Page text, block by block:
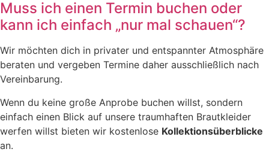
Muss ich einen Termin buchen oder
kann ich einfach „nur mal schauen“?
Wir möchten dich in privater und entspannter Atmosphäre
beraten und vergeben Termine daher ausschließlich nach
Vereinbarung.
Wenn du keine große Anprobe buchen willst, sondern
einfach einen Blick auf unsere traumhaften Brautkleider
werfen willst bieten wir kostenlose Kollektionsüberblicke
an.